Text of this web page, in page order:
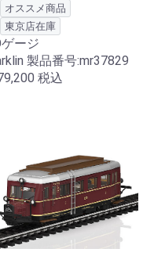
オススメ商品
東京店在庫
ゲージ
製品番号:mr37829
税込